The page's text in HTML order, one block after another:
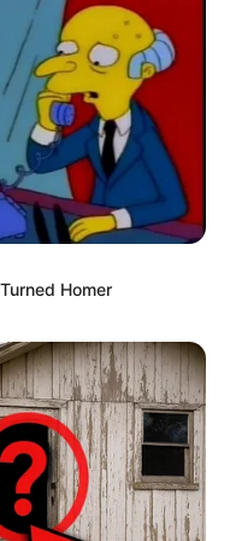
vrasës dhe është
mirë, është i
tek ai këtë
mbresëlënës për
natyra i ka dhuruar një
përmirësohet dhe
thënë që nëse ka
Gjendem shumë
Homer